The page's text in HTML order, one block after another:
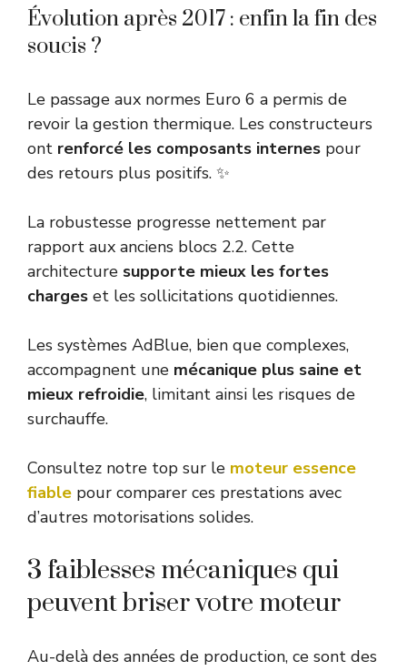
Évolution après 2017 : enfin la fin des
soucis ?
Le passage aux normes Euro 6 a permis de
revoir la gestion thermique. Les constructeurs
ont renforcé les composants internes pour
des retours plus positifs. ✨
La robustesse progresse nettement par
rapport aux anciens blocs 2.2. Cette
architecture supporte mieux les fortes
charges et les sollicitations quotidiennes.
Les systèmes AdBlue, bien que complexes,
accompagnent une mécanique plus saine et
mieux refroidie, limitant ainsi les risques de
surchauffe.
Consultez notre top sur le moteur essence
fiable pour comparer ces prestations avec
d’autres motorisations solides.
3 faiblesses mécaniques qui
peuvent briser votre moteur
Au-delà des années de production, ce sont des